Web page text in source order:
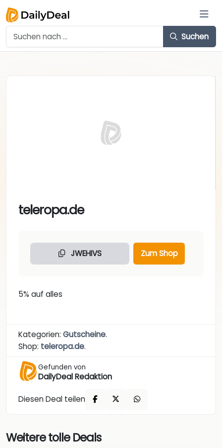
Suchen
teleropa.de
JWEHIVS Zum Shop
5% auf alles
Kategorien: Gutscheine.
Shop: teleropa.de.
Gefunden von
DailyDeal Redaktion
Diesen Deal teilen
Weitere tolle Deals